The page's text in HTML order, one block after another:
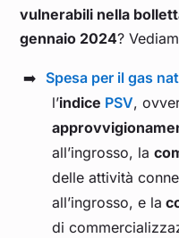
vulnerabili nella
gennaio 2024?
Spesa per il gas
l’indice PSV,
all’ingrosso, la
delle attività
all’ingrosso, e la
di